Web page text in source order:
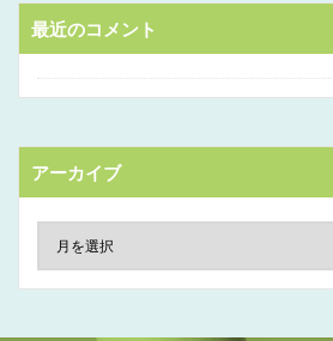
最近のコメント
アーカイブ